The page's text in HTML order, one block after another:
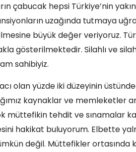
çabucak hepsi Türkiye’nin
uzağında tutmaya
büyük değer veriyoruz.
gösterilmektedir. Silahlı ve
sahibiyiz.
olan yüzde iki düzeyinin
kaynaklar ve memleketler
müttefikin tehdit ve sınamalar
hakikat buluyorum. Elbette
değil. Müttefikler ortasında